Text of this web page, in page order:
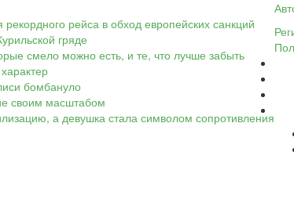
рейса в обход европейских санкций
гряде
смело можно есть, и те, что лучше забыть
бомбануло
своим масштабом
а девушка стала символом сопротивления